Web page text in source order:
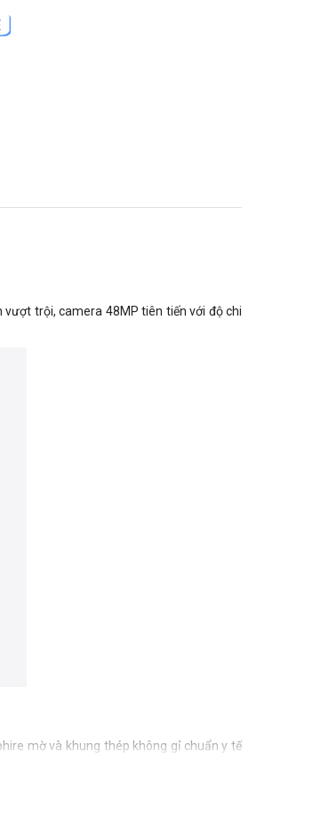
trội, camera 48MP tiên tiến với độ chi
mờ và khung thép không gỉ chuẩn y tế